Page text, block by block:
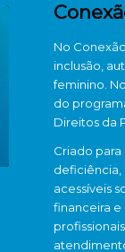
No
inclusão,
feminino.
do
Direitos da
Criado
deficiência,
acessíveis
financeira